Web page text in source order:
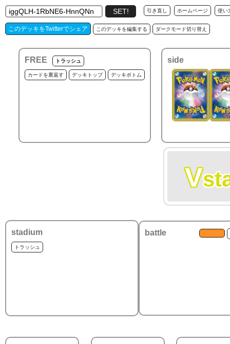
引き直し ホームページ 使い
このデッキをTwitterでシェア このデッキを編集する ダークモード切り替え
FREE トラッシュ
カードを裏返す デッキトップ デッキボトム
side
V
stadium
トラッシュ
battle